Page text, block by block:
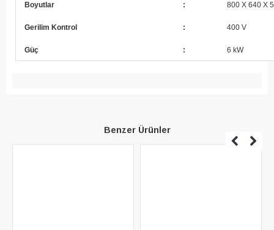
Boyutlar : 800 X 640 X
Gerilim Kontrol : 400 V
Güç : 6 kW
Benzer Ürünler